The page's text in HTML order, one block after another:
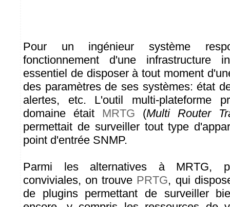
Pour un ingénieur système
fonctionnement d'une infrastructure
essentiel de disposer à tout moment
des paramètres de ses systèmes: état
alertes, etc. L'outil multi-plateforme
domaine était MRTG (Multi Router
permettait de surveiller tout type
point d'entrée SNMP.
Parmi les alternatives à MRTG,
conviviales, on trouve PRTG, qui
de plugins permettant de surveiller